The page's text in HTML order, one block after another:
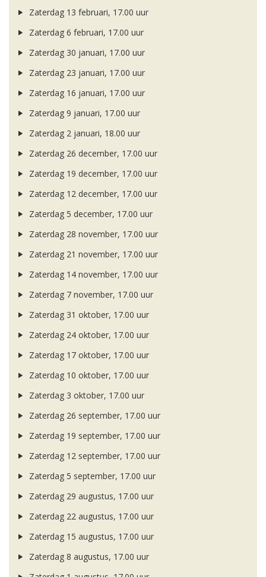
Zaterdag 13 februari, 17.00 uur
Zaterdag 6 februari, 17.00 uur
Zaterdag 30 januari, 17.00 uur
Zaterdag 23 januari, 17.00 uur
Zaterdag 16 januari, 17.00 uur
Zaterdag 9 januari, 17.00 uur
Zaterdag 2 januari, 18.00 uur
Zaterdag 26 december, 17.00 uur
Zaterdag 19 december, 17.00 uur
Zaterdag 12 december, 17.00 uur
Zaterdag 5 december, 17.00 uur
Zaterdag 28 november, 17.00 uur
Zaterdag 21 november, 17.00 uur
Zaterdag 14 november, 17.00 uur
Zaterdag 7 november, 17.00 uur
Zaterdag 31 oktober, 17.00 uur
Zaterdag 24 oktober, 17.00 uur
Zaterdag 17 oktober, 17.00 uur
Zaterdag 10 oktober, 17.00 uur
Zaterdag 3 oktober, 17.00 uur
Zaterdag 26 september, 17.00 uur
Zaterdag 19 september, 17.00 uur
Zaterdag 12 september, 17.00 uur
Zaterdag 5 september, 17.00 uur
Zaterdag 29 augustus, 17.00 uur
Zaterdag 22 augustus, 17.00 uur
Zaterdag 15 augustus, 17.00 uur
Zaterdag 8 augustus, 17.00 uur